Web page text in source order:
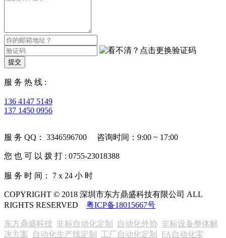
提交
服 务 热 线 :
136 4147 5149
137 1450 0956
服 务 QQ： 3346596700 咨询时间：9:00 ~ 17:00
您 也 可 以 拨 打 : 0755-23018388
服 务 时 间： 7 x 24 小 时
COPYRIGHT © 2018 深圳市东方鼎盛科技有限公司 ALL
RIGHTS RESERVED 粤ICP备18015667号
东方鼎盛科技 非标自动化定制 自动化外协 非标设备整体解
决方案
自动化生产线定制 工厂自动化定制 FA自动化零